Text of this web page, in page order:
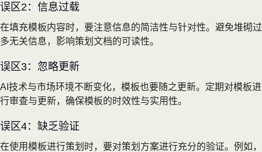
误区2：信息过载
在填充模板内容时，要注意信息的简洁性与针对性。避免堆砌过
多无关信息，影响策划文档的可读性。
误区3：忽略更新
AI技术与市场环境不断变化，模板也要随之更新。定期对模板进
行审查与更新，确保模板的时效性与实用性。
误区4：缺乏验证
在使用模板进行策划时，要对策划方案进行充分的验证。例如，